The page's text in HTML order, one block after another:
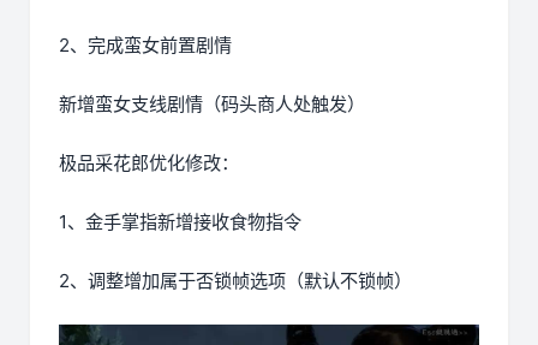
2、完成蛮女前置剧情
新增蛮女支线剧情（码头商人处触发）
极品采花郎优化修改：
1、金手掌指新增接收食物指令
2、调整增加属于否锁帧选项（默认不锁帧）